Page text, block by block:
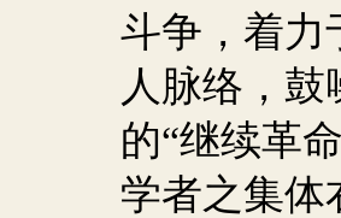
斗争，着力
人脉络，
的“继续革
学者之集体